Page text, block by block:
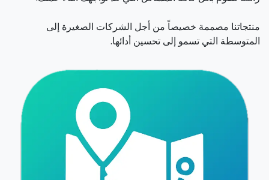
منتجاتنا مصممة خصيصاً من أجل الشركات الصغيرة إلى
المتوسطة التي تسمو إلى تحسين أدائها.